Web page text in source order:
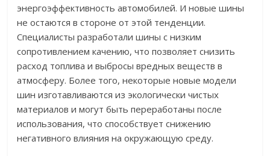
энергоэффективность автомобилей. И новые шины
не остаются в стороне от этой тенденции.
Специалисты разработали шины с низким
сопротивлением качению, что позволяет снизить
расход топлива и выбросы вредных веществ в
атмосферу. Более того, некоторые новые модели
шин изготавливаются из экологически чистых
материалов и могут быть переработаны после
использования, что способствует снижению
негативного влияния на окружающую среду.